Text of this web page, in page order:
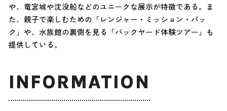
や、竜宮城や沈没船などのユニークな展示が特徴である。ま
た、親子で楽しむための「レンジャー・ミッション・パッ
ク」や、水族館の裏側を見る「バックヤード体験ツアー」も
提供している。
INFORMATION